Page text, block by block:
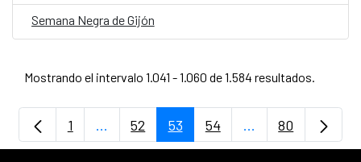
Semana Negra de Gijón
Mostrando el intervalo 1.041 - 1.060 de 1.584 resultados.
Página
1 ...Páginas intermedias Use TAB para
Página
52 Página
53 Página
54 ...PáginasPágina
80